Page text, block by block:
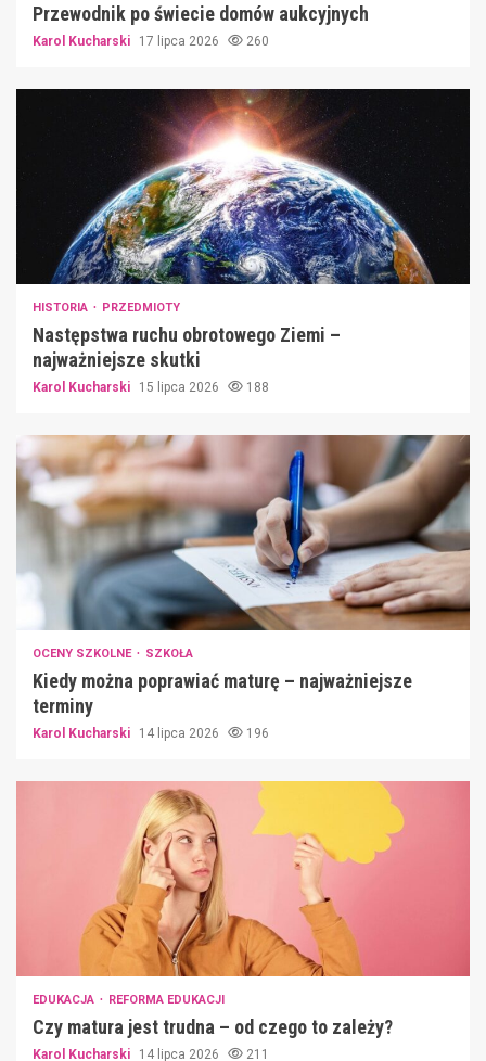
Przewodnik po świecie domów aukcyjnych
Karol Kucharski 17 lipca 2026 260
HISTORIA PRZEDMIOTY
Następstwa ruchu obrotowego Ziemi –
najważniejsze skutki
Karol Kucharski 15 lipca 2026 188
OCENY SZKOLNE SZKOŁA
Kiedy można poprawiać maturę – najważniejsze
terminy
Karol Kucharski 14 lipca 2026 196
EDUKACJA REFORMA EDUKACJI
Czy matura jest trudna – od czego to zależy?
Karol Kucharski 14 lipca 2026 211